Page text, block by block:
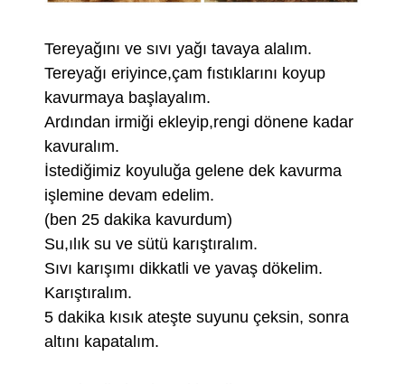
Tereyağını ve sıvı yağı tavaya alalım.
Tereyağı eriyince,çam fıstıklarını koyup
kavurmaya başlayalım.
Ardından irmiği ekleyip,rengi dönene kadar
kavuralım.
İstediğimiz koyuluğa gelene dek kavurma
işlemine devam edelim.
(ben 25 dakika kavurdum)
Su,ılık su ve sütü karıştıralım.
Sıvı karışımı dikkatli ve yavaş dökelim.
Karıştıralım.
5 dakika kısık ateşte suyunu çeksin, sonra
altını kapatalım.